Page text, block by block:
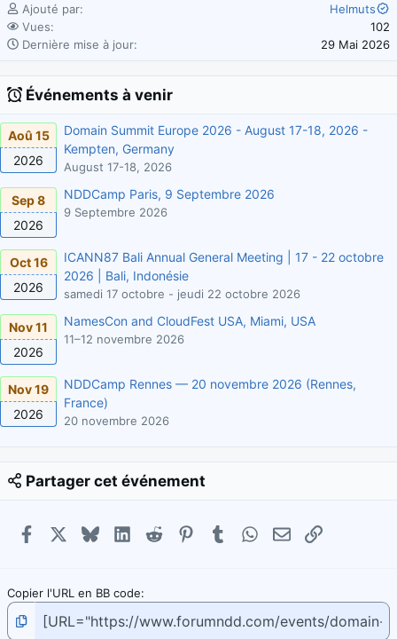
Ajouté par
Helmuts
Vues
102
Dernière mise à jour
29 Mai 2026
Événements à venir
Aoû 15
2026
Domain Summit Europe 2026 - August 17-18, 2026 -
Kempten, Germany
August 17-18, 2026
Sep 8
2026
NDDCamp Paris, 9 Septembre 2026
9 Septembre 2026
Oct 16
2026
ICANN87 Bali Annual General Meeting | 17 - 22 octobre
2026 | Bali, Indonésie
samedi 17 octobre - jeudi 22 octobre 2026
Nov 11
2026
NamesCon and CloudFest USA, Miami, USA
11–12 novembre 2026
Nov 19
2026
NDDCamp Rennes — 20 novembre 2026 (Rennes,
France)
20 novembre 2026
Partager cet événement
Facebook
X BlueskyLinkedInRedditPinterestTumblrWhatsApp
E-mailLien
Copier l'URL en BB code